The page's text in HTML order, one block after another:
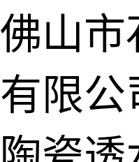
佛山市
有限公
陶瓷透水砖
生态仿石砖